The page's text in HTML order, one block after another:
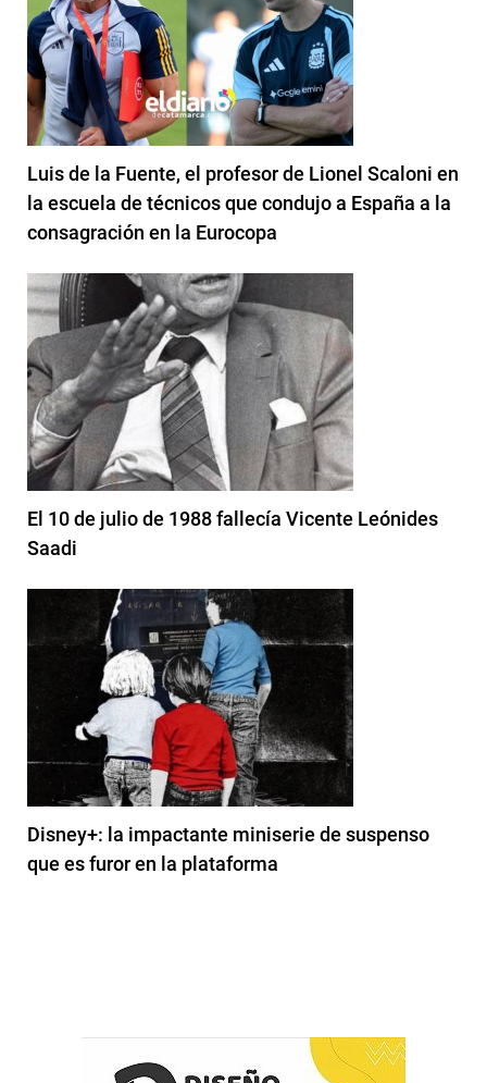
Luis de la Fuente, el profesor de Lionel Scaloni en
la escuela de técnicos que condujo a España a la
consagración en la Eurocopa
El 10 de julio de 1988 fallecía Vicente Leónides
Saadi
Disney+: la impactante miniserie de suspenso
que es furor en la plataforma